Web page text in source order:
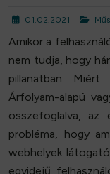
01.02.2021
Amikor a
nem tudja, hogy
pillanatban.
Árfolyam-alapú
összefoglalva, az
probléma, hogy
webhelyek
egyidejű